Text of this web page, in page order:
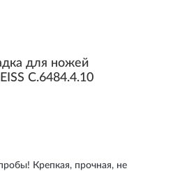
для ножей
C.6484.4.10
Крепкая, прочная, не